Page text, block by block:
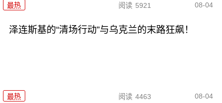
最热 阅读 5921 08-04
泽连斯基的“清场行动”与乌克兰的末路狂飙！
最热 阅读 4463 08-04